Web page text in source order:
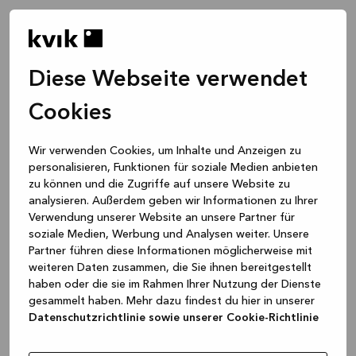
Diese Webseite verwendet
Cookies
Wir verwenden Cookies, um Inhalte und Anzeigen zu
personalisieren, Funktionen für soziale Medien anbieten
zu können und die Zugriffe auf unsere Website zu
analysieren. Außerdem geben wir Informationen zu Ihrer
Verwendung unserer Website an unsere Partner für
soziale Medien, Werbung und Analysen weiter. Unsere
Partner führen diese Informationen möglicherweise mit
weiteren Daten zusammen, die Sie ihnen bereitgestellt
haben oder die sie im Rahmen Ihrer Nutzung der Dienste
gesammelt haben. Mehr dazu findest du hier in unserer
Datenschutzrichtlinie sowie unserer Cookie-Richtlinie
loadingwww.kvik.de (see the browser console for more